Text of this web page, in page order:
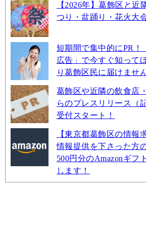
【2026年】葛飾区と近
つり・盆踊り・花火大
短期間で集中的にPR！
広告」で今すぐ知って
り葛飾区民に届けませ
葛飾区や近隣の飲食店
らのプレスリリース（
受付スタート！
【東京都葛飾区の情報
情報提供を下さった方
500円分のAmazonギフ
します！